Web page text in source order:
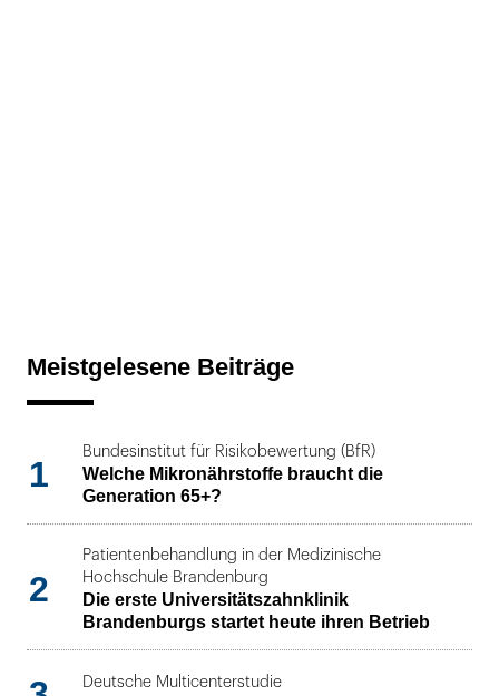
Meistgelesene Beiträge
1
Bundesinstitut für Risikobewertung (BfR)
Welche Mikronährstoffe braucht die
Generation 65+?
2
Patientenbehandlung in der Medizinische
Hochschule Brandenburg
Die erste Universitätszahnklinik
Brandenburgs startet heute ihren Betrieb
Deutsche Multicenterstudie